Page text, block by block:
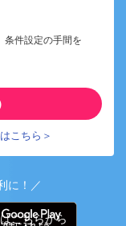
条件設定の手間を
こちら＞
に！／
こちらから